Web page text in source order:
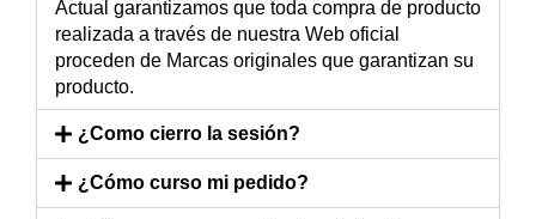
Actual garantizamos que toda compra de producto
realizada a través de nuestra Web oficial
proceden de Marcas originales que garantizan su
producto.
¿Como cierro la sesión?
¿Cómo curso mi pedido?